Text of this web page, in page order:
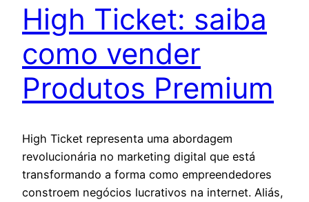
High Ticket: saiba
como vender
Produtos Premium
High Ticket representa uma abordagem
revolucionária no marketing digital que está
transformando a forma como empreendedores
constroem negócios lucrativos na internet. Aliás,